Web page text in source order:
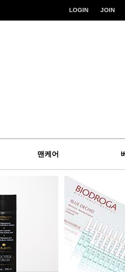
LOGIN JOIN
맨케어